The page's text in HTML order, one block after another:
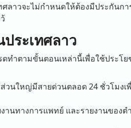
ศลาวจะไม่กำหนดให้ต้องมีประกันกา
ระเทศลาว
ทำตามขั้นตอนเหล่านี้เพื่อใช้ประโ
วนใหญ่มีสายด่วนตลอด 24 ชั่วโมง
งานทางการแพทย์ และรายงานของ